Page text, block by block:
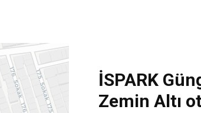
İSPARK
Zemin Altı